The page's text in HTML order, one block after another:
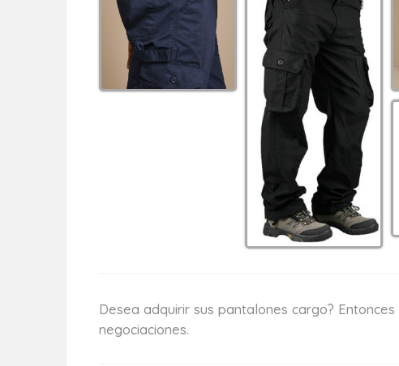
Desea adquirir sus pantalones cargo? Entonces
negociaciones.